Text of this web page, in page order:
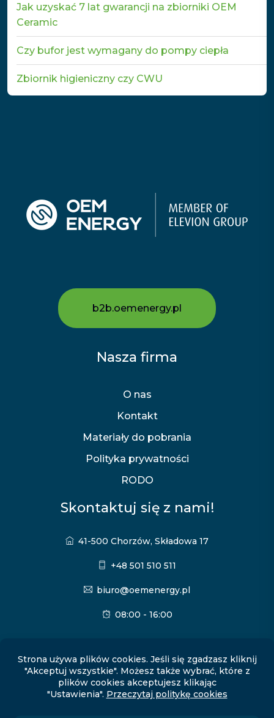
Jak uzyskać 7 lat gwarancji na zbiorniki OEM
Ceramic
Czy bufor jest wymagany do pompy ciepła
Zbiornik higieniczny czy CWU
b2b.oemenergy.pl
Nasza firma
O nas
Kontakt
Materiały do pobrania
Polityka prywatności
RODO
Skontaktuj się z nami!
41-500 Chorzów, Składowa 17
+48 501 510 511
biuro@oemenergy.pl
08:00 - 16:00